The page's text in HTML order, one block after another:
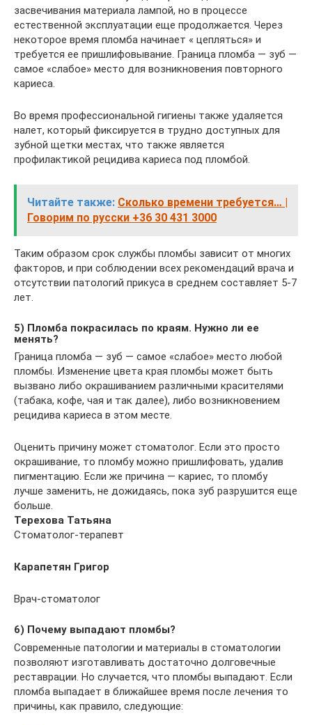
засвечивания материала лампой, но в процессе
естественной эксплуатации еще продолжается. Через
некоторое время пломба начинает « цепляться» и
требуется ее пришлифовывание. Граница пломба — зуб —
самое «слабое» место для возникновения повторного
кариеса.
Во время профессиональной гигиены также удаляется
налет, который фиксируется в трудно доступных для
зубной щетки местах, что также является
профилактикой рецидива кариеса под пломбой.
Читайте также: Сколько времени требуется… |
Говорим по русски +36 30 431 3000
Таким образом срок службы пломбы зависит от многих
факторов, и при соблюдении всех рекомендаций врача и
отсутствии патологий прикуса в среднем составляет 5-7
лет.
5) Пломба покрасилась по краям. Нужно ли ее
менять?
Граница пломба — зуб — самое «слабое» место любой
пломбы. Изменение цвета края пломбы может быть
вызвано либо окрашиванием различными красителями
(табака, кофе, чая и так далее), либо возникновением
рецидива кариеса в этом месте.
Оценить причину может стоматолог. Если это просто
окрашивание, то пломбу можно пришлифовать, удалив
пигментацию. Если же причина — кариес, то пломбу
лучше заменить, не дожидаясь, пока зуб разрушится еще
больше.
Терехова Татьяна
Стоматолог-терапевт
Карапетян Григор
Врач-стоматолог
6) Почему выпадают пломбы?
Современные патологии и материалы в стоматологии
позволяют изготавливать достаточно долговечные
реставрации. Но случается, что пломбы выпадают. Если
пломба выпадает в ближайшее время после лечения то
причины, как правило, следующие: